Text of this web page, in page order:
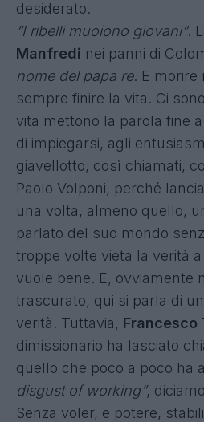
desiderato.
“I ribelli muoiono giovani”.
Manfredi nei panni di
nome del papa re. E morire
sempre finire la vita. Ci
vita mettono la parola fine
di impiegarsi, agli
giavellotto, così chiamati,
Paolo Volponi, perché
una volta, almeno quello,
parlato del suo mondo
troppe volte vieta la verità
vuole bene. E, ovviamente
trascurato, qui si parla di
verità. Tuttavia, Francesco
dimissionario ha lasciato
quello che poco a poco ha
disgust of working”,
Senza voler, e potere,